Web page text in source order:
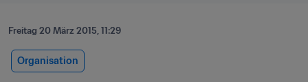
Freitag 20 März 2015, 11:29
Organisation